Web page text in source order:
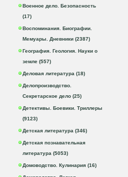
Военное дело. Безопасность
(17)
Воспоминания. Биографии.
Мемуары. Дневники (2387)
География. Геология. Науки о
земле (557)
Деловая литература (18)
Делопроизводство.
Секретарское дело (25)
Детективы. Боевики. Триллеры
(9123)
Детская литература (346)
Детская познавательная
литература (5053)
Домоводство. Кулинария (16)